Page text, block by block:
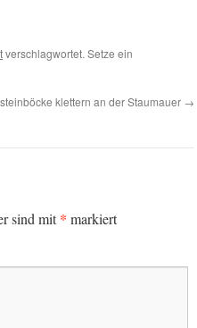
verschlagwortet. Setze ein
klettern an der Staumauer →
sind mit* markiert